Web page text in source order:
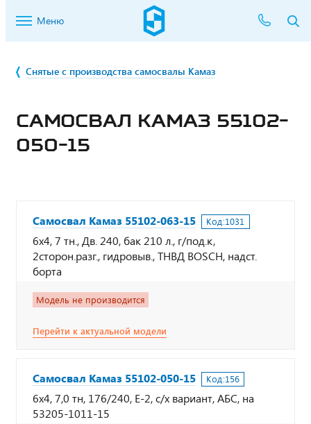
Меню
Снятые с производства самосвалы Камаз
САМОСВАЛ КАМАЗ 55102-
050-15
Самосвал Камаз 55102-063-15 Код:1031
6х4, 7 тн., Дв. 240, бак 210 л., г/под.к,
2сторон.разг., гидровыв., ТНВД BOSCH, надст.
борта
Модель не производится
Перейти к актуальной модели
Самосвал Камаз 55102-050-15 Код:156
6х4, 7,0 тн, 176/240, Е-2, с/х вариант, АБС, на
53205-1011-15